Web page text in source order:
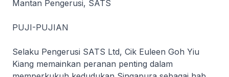
Mantan Pengerusi, SATS
PUJI-PUJIAN
Selaku Pengerusi SATS Ltd, Cik Euleen Goh Yiu
Kiang memainkan peranan penting dalam